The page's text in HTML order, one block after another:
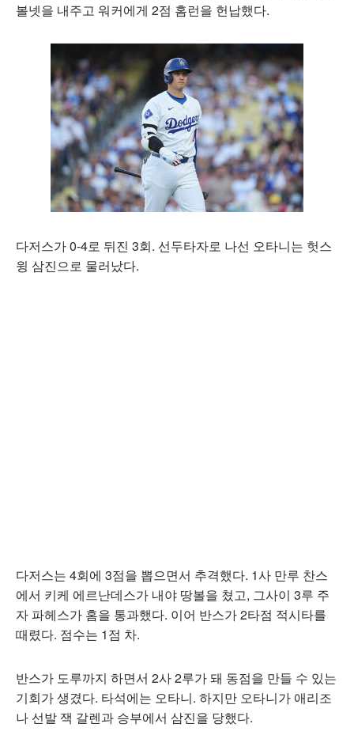
볼넷을 내주고 워커에게 2점 홈런을 헌납했다.
다저스가 0-4로 뒤진 3회. 선두타자로 나선 오타니는 헛스
윙 삼진으로 물러났다.
다저스는 4회에 3점을 뽑으면서 추격했다. 1사 만루 찬스
에서 키케 에르난데스가 내야 땅볼을 쳤고, 그사이 3루 주
자 파헤스가 홈을 통과했다. 이어 반스가 2타점 적시타를
때렸다. 점수는 1점 차.
반스가 도루까지 하면서 2사 2루가 돼 동점을 만들 수 있는
기회가 생겼다. 타석에는 오타니. 하지만 오타니가 애리조
나 선발 잭 갈렌과 승부에서 삼진을 당했다.